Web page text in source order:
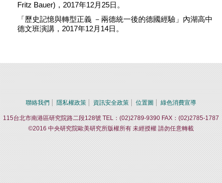
Fritz Bauer)，2017年12月25日。
「歷史記憶與轉型正義 －兩德統一後的德國經驗」內湖高中
德文班演講，2017年12月14日。
聯絡我們 隱私權政策 資訊安全政策 位置圖 綠色消費宣導
115台北市南港區研究院路二段128號 TEL：(02)2789-9390 FAX：(02)2785-1787
©2016 中央研究院歐美研究所版權所有 未經授權 請勿任意轉載